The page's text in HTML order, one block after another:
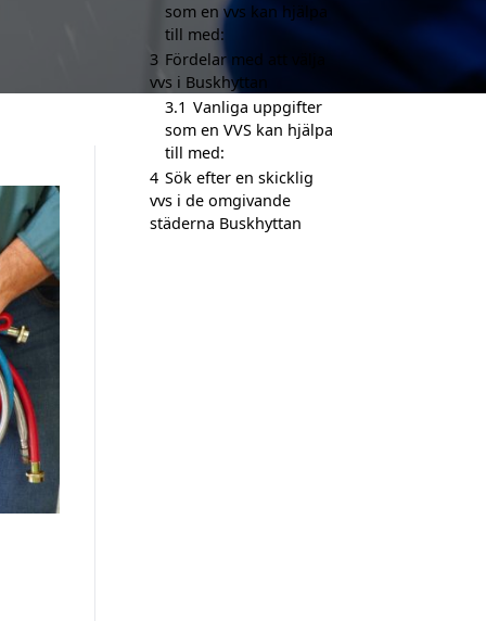
som en vvs kan hjälpa
till med:
3 Fördelar med att välja
vvs i Buskhyttan
3.1 Vanliga uppgifter
som en VVS kan hjälpa
till med:
4 Sök efter en skicklig
vvs i de omgivande
städerna Buskhyttan